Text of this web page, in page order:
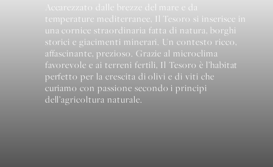
Accarezzato dalle brezze del mare e da
temperature mediterranee, Il Tesoro si inserisce in
una cornice straordinaria fatta di natura, borghi
storici e giacimenti minerari. Un contesto ricco,
affascinante, prezioso. Grazie al microclima
favorevole e ai terreni fertili, Il Tesoro è l’habitat
perfetto per la crescita di olivi e di viti che
curiamo con passione secondo i principi
dell’agricoltura naturale.